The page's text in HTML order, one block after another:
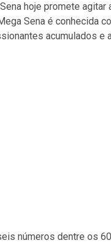
hoje promete
Sena é conhecida
acumulados e
números dentre os